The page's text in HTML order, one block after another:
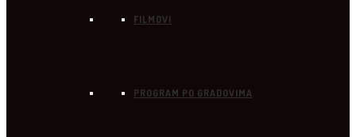
FILMOVI
PROGRAM PO GRADOVIMA